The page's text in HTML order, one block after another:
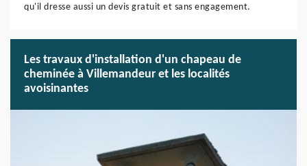
qu'il dresse aussi un devis gratuit et sans engagement.
Les travaux d'installation d'un chapeau de
cheminée à Villemandeur et les localités
avoisinantes